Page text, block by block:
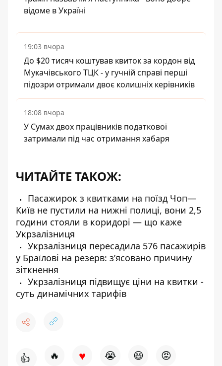
відоме в Україні
19:03 вчора
До $20 тисяч коштував квиток за кордон від
Мукачівського ТЦК - у гучній справі перші
підозри отримали двоє колишніх керівників
18:08 вчора
У Сумах двох працівників податкової
затримали під час отримання хабаря
ЧИТАЙТЕ ТАКОЖ:
Пасажирок з квитками на поїзд Чоп—
Київ не пустили на нижні полиці, вони 2,5
години стояли в коридорі — що каже
Укрзалізниця
Укрзалізниця пересадила 576 пасажирів
у Браїлові на резерв: з’ясовано причину
зіткнення
Укрзалізниця підвищує ціни на квитки -
суть динамічних тарифів
👍 🔥 ♥ 😭 😆 😡